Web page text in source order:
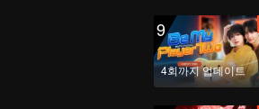
9
4회까지 업데이트